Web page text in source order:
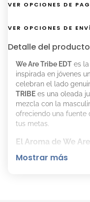
VER OPCIONES DE
VER OPCIONES DE
Detalle del producto
We Are Tribe EDT es
inspirada en jóvenes
celebran el lado
TRIBE es una oleada
mezcla con la
ofreciendo una fuente
tus metas.
El Aroma de We
Familia
Mostrar más